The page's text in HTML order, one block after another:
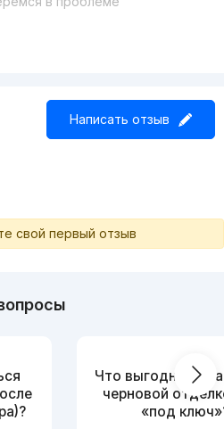
Написать отзыв
свой первый отзыв
Что выгоднее:
черновой
«под